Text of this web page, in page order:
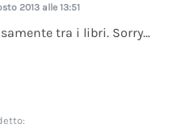
2013 alle 13:51
tra i libri. Sorry…